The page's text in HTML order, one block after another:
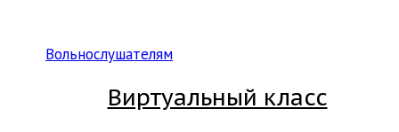
Вольнослушателям
Виртуальный класс